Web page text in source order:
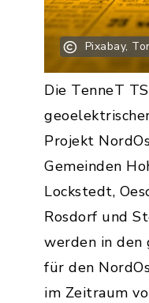
Pixabay,
Die TenneT
Projekt
Gemeinden
Lockstedt,
Rosdorf und
werden in den
für den
im Zeitraum